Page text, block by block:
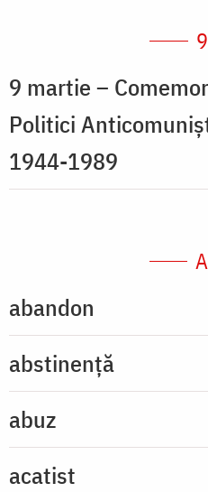
9
9 martie –
Politici
1944-1989
A
abandon
abstinență
abuz
acatist